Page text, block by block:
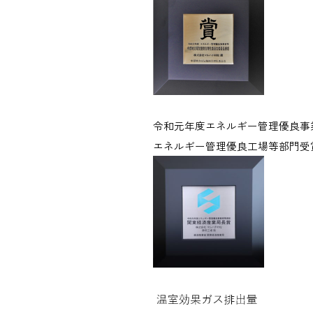
令和元年度エネルギー管理優良事
エネルギー管理優良工場等部門